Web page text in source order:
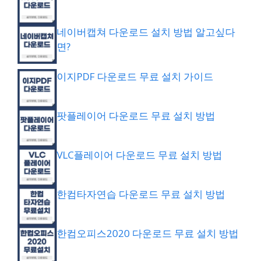
네이버캡쳐 다운로드 설치 방법 알고싶다
면?
이지PDF 다운로드 무료 설치 가이드
팟플레이어 다운로드 무료 설치 방법
VLC플레이어 다운로드 무료 설치 방법
한컴타자연습 다운로드 무료 설치 방법
한컴오피스2020 다운로드 무료 설치 방법